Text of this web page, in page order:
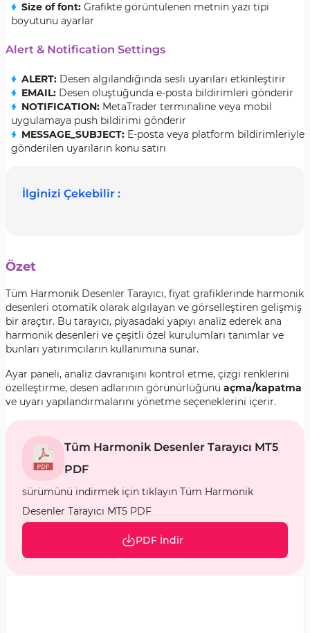
Size of font: Grafikte görüntülenen metnin yazı tipi
boyutunu ayarlar
Alert & Notification Settings
ALERT: Desen algılandığında sesli uyarıları etkinleştirir
EMAIL: Desen oluştuğunda e-posta bildirimleri gönderir
NOTIFICATION: MetaTrader terminaline veya mobil
uygulamaya push bildirimi gönderir
MESSAGE_SUBJECT: E-posta veya platform bildirimleriyle
gönderilen uyarıların konu satırı
İlginizi Çekebilir :
Özet
Tüm Harmonik Desenler Tarayıcı, fiyat grafiklerinde harmonik
desenleri otomatik olarak algılayan ve görselleştiren gelişmiş
bir araçtır. Bu tarayıcı, piyasadaki yapıyı analiz ederek ana
harmonik desenleri ve çeşitli özel kurulumları tanımlar ve
bunları yatırımcıların kullanımına sunar.
Ayar paneli, analiz davranışını kontrol etme, çizgi renklerini
özelleştirme, desen adlarının görünürlüğünü açma/kapatma
ve uyarı yapılandırmalarını yönetme seçeneklerini içerir.
Tüm Harmonik Desenler Tarayıcı MT5
PDF
sürümünü indirmek için tıklayın Tüm Harmonik
Desenler Tarayıcı MT5 PDF
PDF İndir